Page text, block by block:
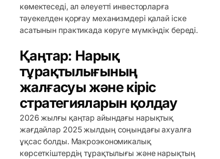
көмектеседі, ал әлеуетті инвесторларға
тәуекелден қорғау механизмдері қалай іске
асатынын практикада көруге мүмкіндік береді.
Қаңтар: Нарық
тұрақтылығының
жалғасуы және кіріс
стратегияларын қолдау
2026 жылғы қаңтар айындағы нарықтық
жағдайлар 2025 жылдың соңындағы ахуалға
ұқсас болды. Макроэкономикалық
көрсеткіштердің тұрақтылығы және нарықтың